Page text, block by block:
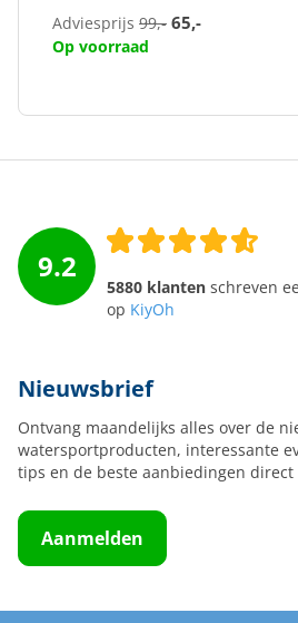
Adviesprijs 99,- 65,-
Op voorraad
9.2
5880 klanten schreven
op KiyOh
Nieuwsbrief
Ontvang maandelijks alles over de
watersportproducten, interessante
tips en de beste aanbiedingen
Aanmelden